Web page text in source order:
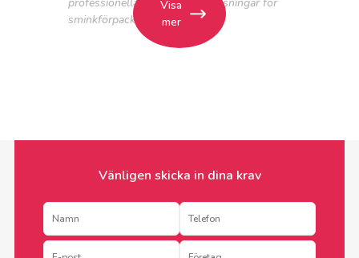
sminkförpackningar.
Visa
mer
Vänligen skicka in dina krav